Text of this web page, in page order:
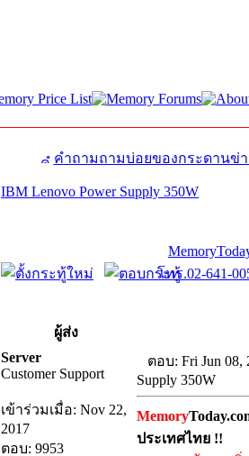
คำถามถามบ่อยของกระดานข่
IBM Lenovo Power Supply 350W
โทร.02-641-
ผู้ส่ง
Server
Customer Support
เข้าร่วมเมื่อ: Nov 22,
2017
ตอบ: 9953
ตอบ: Fri Jun 08,
Supply 350W
Memory
ประเทศไทย !!